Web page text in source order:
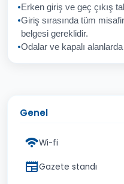
Erken giriş ve geç çıkış
Giriş sırasında tüm
belgesi gereklidir.
Odalar ve kapalı
Genel
Wi-fi
Gazete standı